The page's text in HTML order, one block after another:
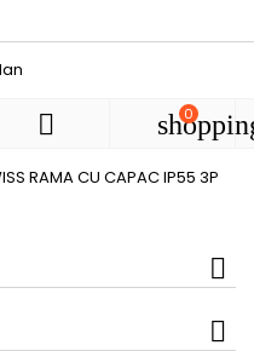
 0
RAMA CU CAPAC IP55 3P
Create new
a salva produsele in